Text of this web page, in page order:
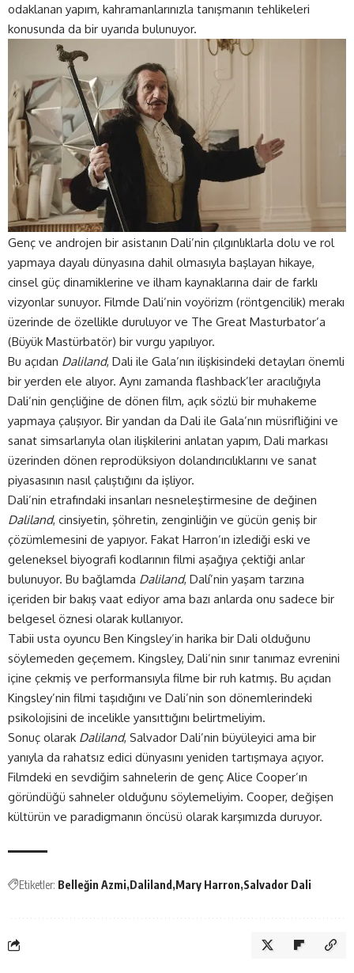
odaklanan yapım, kahramanlarınızla tanışmanın tehlikeleri
konusunda da bir uyarıda bulunuyor.
Genç ve androjen bir asistanın Dali’nin çılgınlıklarla dolu ve rol
yapmaya dayalı dünyasına dahil olmasıyla başlayan hikaye,
cinsel güç dinamiklerine ve ilham kaynaklarına dair de farklı
vizyonlar sunuyor. Filmde Dali’nin voyörizm (röntgencilik) merakı
üzerinde de özellikle duruluyor ve The Great Masturbator’a
(Büyük Mastürbatör) bir vurgu yapılıyor.
Bu açıdan Daliland, Dali ile Gala’nın ilişkisindeki detayları önemli
bir yerden ele alıyor. Aynı zamanda flashback’ler aracılığıyla
Dali’nin gençliğine de dönen film, açık sözlü bir muhakeme
yapmaya çalışıyor. Bir yandan da Dali ile Gala’nın müsrifliğini ve
sanat simsarlarıyla olan ilişkilerini anlatan yapım, Dali markası
üzerinden dönen reprodüksiyon dolandırıcılıklarını ve sanat
piyasasının nasıl çalıştığını da işliyor.
Dali’nin etrafındaki insanları nesneleştirmesine de değinen
Daliland, cinsiyetin, şöhretin, zenginliğin ve gücün geniş bir
çözümlemesini de yapıyor. Fakat Harron’ın izlediği eski ve
geleneksel biyografi kodlarının filmi aşağıya çektiği anlar
bulunuyor. Bu bağlamda Daliland, Dalí’nin yaşam tarzına
içeriden bir bakış vaat ediyor ama bazı anlarda onu sadece bir
belgesel öznesi olarak kullanıyor.
Tabii usta oyuncu Ben Kingsley’in harika bir Dali olduğunu
söylemeden geçemem. Kingsley, Dali’nin sınır tanımaz evrenini
içine çekmiş ve performansıyla filme bir ruh katmış. Bu açıdan
Kingsley’nin filmi taşıdığını ve Dali’nin son dönemlerindeki
psikolojisini de incelikle yansıttığını belirtmeliyim.
Sonuç olarak Daliland, Salvador Dali’nin büyüleyici ama bir
yanıyla da rahatsız edici dünyasını yeniden tartışmaya açıyor.
Filmdeki en sevdiğim sahnelerin de genç Alice Cooper’ın
göründüğü sahneler olduğunu söylemeliyim. Cooper, değişen
kültürün ve paradigmanın öncüsü olarak karşımızda duruyor.
Etiketler: Belleğin Azmi Daliland Mary Harron Salvador Dali